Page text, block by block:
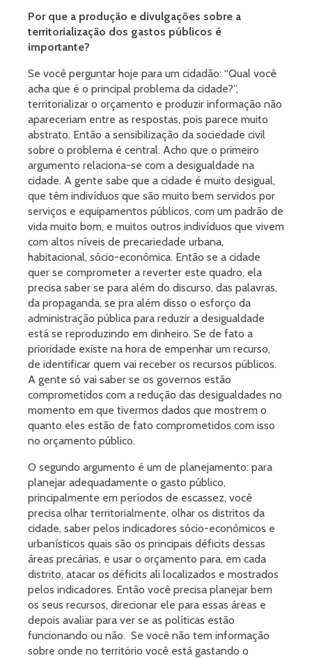
Por que a produção e divulgações sobre a
territorialização dos gastos públicos é
importante?
Se você perguntar hoje para um cidadão: “Qual você
acha que é o principal problema da cidade?”,
territorializar o orçamento e produzir informação não
apareceriam entre as respostas, pois parece muito
abstrato. Então a sensibilização da sociedade civil
sobre o problema é central. Acho que o primeiro
argumento relaciona-se com a desigualdade na
cidade. A gente sabe que a cidade é muito desigual,
que têm indivíduos que são muito bem servidos por
serviços e equipamentos públicos, com um padrão de
vida muito bom, e muitos outros indivíduos que vivem
com altos níveis de precariedade urbana,
habitacional, sócio-econômica. Então se a cidade
quer se comprometer a reverter este quadro, ela
precisa saber se para além do discurso, das palavras,
da propaganda, se pra além disso o esforço da
administração pública para reduzir a desigualdade
está se reproduzindo em dinheiro. Se de fato a
prioridade existe na hora de empenhar um recurso,
de identificar quem vai receber os recursos públicos.
A gente só vai saber se os governos estão
comprometidos com a redução das desigualdades no
momento em que tivermos dados que mostrem o
quanto eles estão de fato comprometidos com isso
no orçamento público.
O segundo argumento é um de planejamento: para
planejar adequadamente o gasto público,
principalmente em períodos de escassez, você
precisa olhar territorialmente, olhar os distritos da
cidade, saber pelos indicadores sócio-econômicos e
urbanísticos quais são os principais déficits dessas
áreas precárias, e usar o orçamento para, em cada
distrito, atacar os déficits ali localizados e mostrados
pelos indicadores. Então você precisa planejar bem
os seus recursos, direcionar ele para essas áreas e
depois avaliar para ver se as políticas estão
funcionando ou não. Se você não tem informação
sobre onde no território você está gastando o